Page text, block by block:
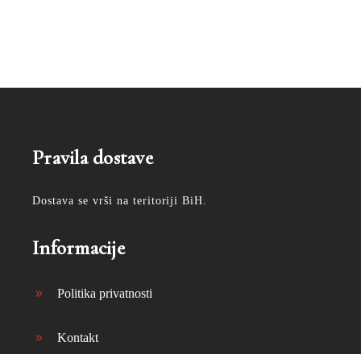
Pravila dostave
Dostava se vrši na teritoriji BiH.
Informacije
Politika privatnosti
Kontakt